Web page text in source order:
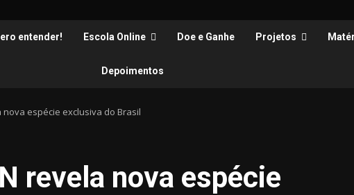
entender! Escola Online Doe e Ganhe Projetos
Depoimentos
nova espécie exclusiva do Brasil
revela nova espécie